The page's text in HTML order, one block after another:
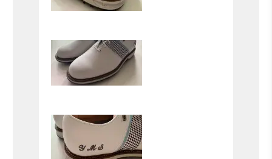
에 단 하나뿐인 나만의 신발을 원하신다
가능